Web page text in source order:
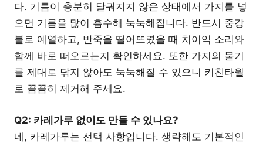
다. 기름이 충분히 달궈지지 않은 상태에서 가지를 넣
으면 기름을 많이 흡수해 눅눅해집니다. 반드시 중강
불로 예열하고, 반죽을 떨어뜨렸을 때 치이익 소리와
함께 바로 떠오르는지 확인하세요. 또한 가지의 물기
를 제대로 닦지 않아도 눅눅해질 수 있으니 키친타월
로 꼼꼼히 제거해 주세요.
Q2: 카레가루 없이도 만들 수 있나요?
네, 카레가루는 선택 사항입니다. 생략해도 기본적인